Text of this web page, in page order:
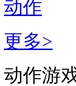
动作
更多>
动作游